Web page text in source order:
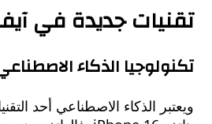
جديدة في آيفون 16
الذكاء الاصطناعي
الذكاء الاصطناعي أحد التقنيات